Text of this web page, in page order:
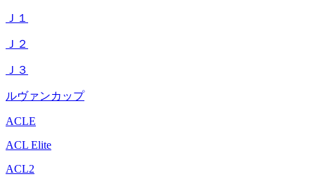
Ｊ１
Ｊ２
Ｊ３
ルヴァンカップ
ACLE
ACL Elite
ACL2